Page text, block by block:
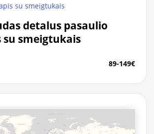
su smeigtukais
detalus pasaulio
su smeigtukais
89-149€